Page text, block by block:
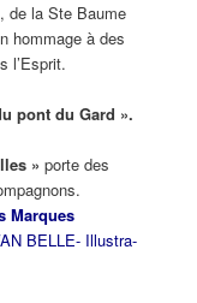
de la Ste Baume
hommage à des
l’Esprit.
pont du Gard ».
» porte des
Compagnons.
Marques
BELLE- Illustra-